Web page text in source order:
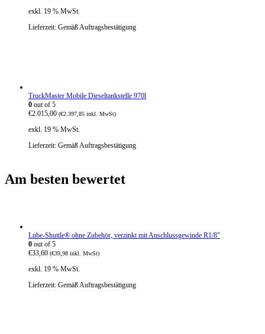
exkl. 19 % MwSt.
Lieferzeit: Gemäß Auftragsbestätigung
TruckMaster Mobile Dieseltankstelle 970l
0 out of 5
€2.015,00 (€2.397,85 inkl. MwSt)
exkl. 19 % MwSt.
Lieferzeit: Gemäß Auftragsbestätigung
Am besten bewertet
Lube-Shuttle® ohne Zubehör, verzinkt mit Anschlussgewinde R1/8"
0 out of 5
€33,60 (€39,98 inkl. MwSt)
exkl. 19 % MwSt.
Lieferzeit: Gemäß Auftragsbestätigung